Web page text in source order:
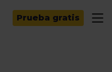
Prueba gratis